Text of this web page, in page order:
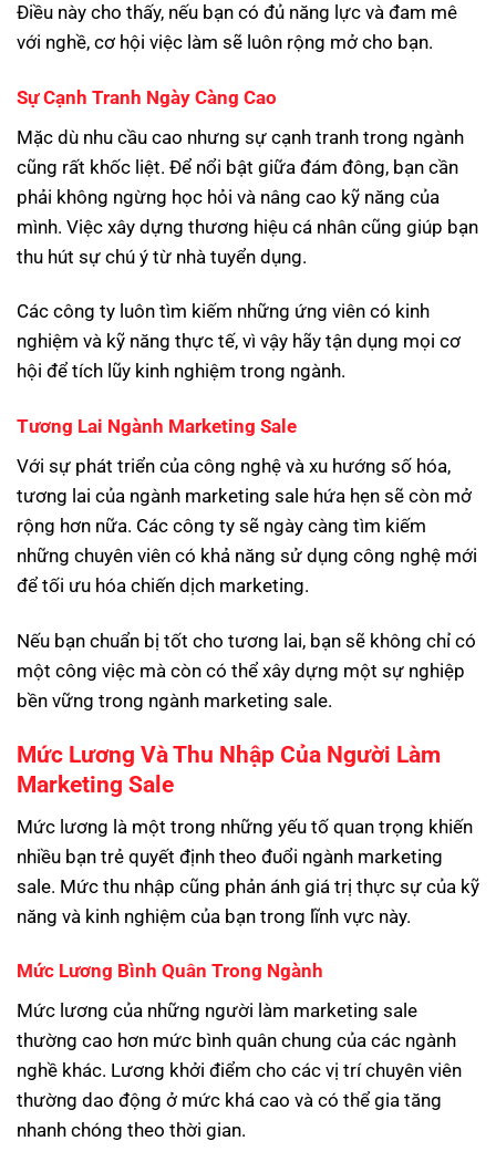
Điều này cho thấy, nếu bạn có đủ năng lực và đam mê
với nghề, cơ hội việc làm sẽ luôn rộng mở cho bạn.
Sự Cạnh Tranh Ngày Càng Cao
Mặc dù nhu cầu cao nhưng sự cạnh tranh trong ngành
cũng rất khốc liệt. Để nổi bật giữa đám đông, bạn cần
phải không ngừng học hỏi và nâng cao kỹ năng của
mình. Việc xây dựng thương hiệu cá nhân cũng giúp bạn
thu hút sự chú ý từ nhà tuyển dụng.
Các công ty luôn tìm kiếm những ứng viên có kinh
nghiệm và kỹ năng thực tế, vì vậy hãy tận dụng mọi cơ
hội để tích lũy kinh nghiệm trong ngành.
Tương Lai Ngành Marketing Sale
Với sự phát triển của công nghệ và xu hướng số hóa,
tương lai của ngành marketing sale hứa hẹn sẽ còn mở
rộng hơn nữa. Các công ty sẽ ngày càng tìm kiếm
những chuyên viên có khả năng sử dụng công nghệ mới
để tối ưu hóa chiến dịch marketing.
Nếu bạn chuẩn bị tốt cho tương lai, bạn sẽ không chỉ có
một công việc mà còn có thể xây dựng một sự nghiệp
bền vững trong ngành marketing sale.
Mức Lương Và Thu Nhập Của Người Làm
Marketing Sale
Mức lương là một trong những yếu tố quan trọng khiến
nhiều bạn trẻ quyết định theo đuổi ngành marketing
sale. Mức thu nhập cũng phản ánh giá trị thực sự của kỹ
năng và kinh nghiệm của bạn trong lĩnh vực này.
Mức Lương Bình Quân Trong Ngành
Mức lương của những người làm marketing sale
thường cao hơn mức bình quân chung của các ngành
nghề khác. Lương khởi điểm cho các vị trí chuyên viên
thường dao động ở mức khá cao và có thể gia tăng
nhanh chóng theo thời gian.